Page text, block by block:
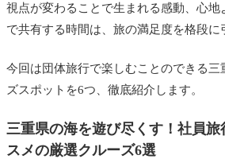
視点が変わることで生まれる感動、心地
で共有する時間は、旅の満足度を格段に
今回は団体旅行で楽しむことのできる三
ズスポットを6つ、徹底紹介します。
三重県の海を遊び尽くす！社員
スメの厳選クルーズ6選